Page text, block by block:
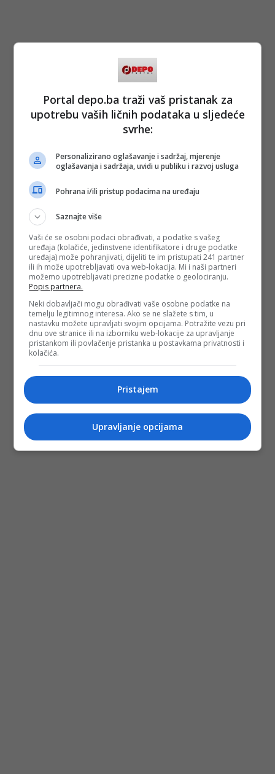
Portal depo.ba traži vaš pristanak za
upotrebu vaših ličnih podataka u sljedeće
svrhe:
Personalizirano oglašavanje i sadržaj, mjerenje
oglašavanja i sadržaja, uvidi u publiku i razvoj usluga
Pohrana i/ili pristup podacima na uređaju
Saznajte više
Vaši će se osobni podaci obrađivati, a podatke s vašeg
uređaja (kolačiće, jedinstvene identifikatore i druge podatke
uređaja) može pohranjivati, dijeliti te im pristupati 241 partner
ili ih može upotrebljavati ova web-lokacija. Mi i naši partneri
možemo upotrebljavati precizne podatke o geolociranju.
Popis partnera.
Neki dobavljači mogu obrađivati vaše osobne podatke na
temelju legitimnog interesa. Ako se ne slažete s tim, u
nastavku možete upravljati svojim opcijama. Potražite vezu pri
dnu ove stranice ili na izborniku web-lokacije za upravljanje
pristankom ili povlačenje pristanka u postavkama privatnosti i
kolačića.
Pristajem
Upravljanje opcijama